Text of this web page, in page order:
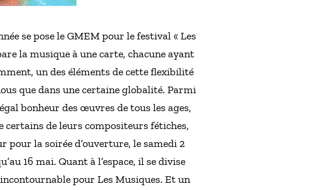
se pose le GMEM pour le festival « Les
la musique à une carte, chacune ayant
un des éléments de cette flexibilité
que dans une certaine globalité. Parmi
bonheur des œuvres de tous les ages,
certains de leurs compositeurs fétiches,
pour la soirée d’ouverture, le samedi 2
16 mai. Quant à l’espace, il se divise
pour Les Musiques. Et un